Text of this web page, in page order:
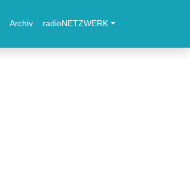
Archiv radioNETZWERK